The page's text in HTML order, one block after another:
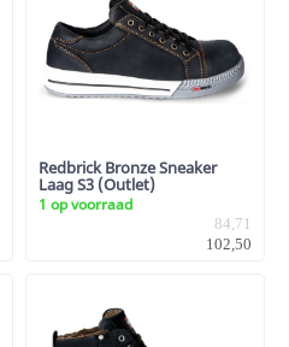
Redbrick Bronze Sneaker
Laag S3 (Outlet)
1 op voorraad
84,71
102,50